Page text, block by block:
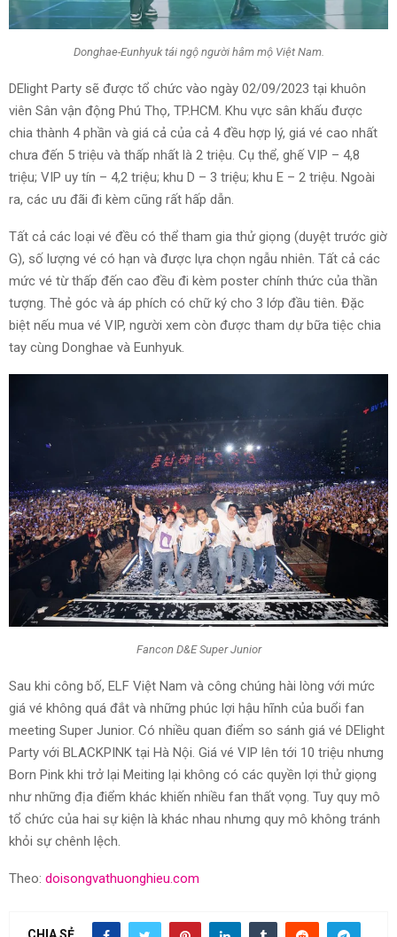
Donghae-Eunhyuk tái ngộ người hâm mộ Việt Nam.
DElight Party sẽ được tổ chức vào ngày 02/09/2023 tại khuôn
viên Sân vận động Phú Thọ, TP.HCM. Khu vực sân khấu được
chia thành 4 phần và giá cả của cả 4 đều hợp lý, giá vé cao nhất
chưa đến 5 triệu và thấp nhất là 2 triệu. Cụ thể, ghế VIP – 4,8
triệu; VIP uy tín – 4,2 triệu; khu D – 3 triệu; khu E – 2 triệu. Ngoài
ra, các ưu đãi đi kèm cũng rất hấp dẫn.
Tất cả các loại vé đều có thể tham gia thử giọng (duyệt trước giờ
G), số lượng vé có hạn và được lựa chọn ngẫu nhiên. Tất cả các
mức vé từ thấp đến cao đều đi kèm poster chính thức của thần
tượng. Thẻ góc và áp phích có chữ ký cho 3 lớp đầu tiên. Đặc
biệt nếu mua vé VIP, người xem còn được tham dự bữa tiệc chia
tay cùng Donghae và Eunhyuk.
Fancon D&E Super Junior
Sau khi công bố, ELF Việt Nam và công chúng hài lòng với mức
giá vé không quá đắt và những phúc lợi hậu hĩnh của buổi fan
meeting Super Junior. Có nhiều quan điểm so sánh giá vé DElight
Party với BLACKPINK tại Hà Nội. Giá vé VIP lên tới 10 triệu nhưng
Born Pink khi trở lại Meiting lại không có các quyền lợi thử giọng
như những địa điểm khác khiến nhiều fan thất vọng. Tuy quy mô
tổ chức của hai sự kiện là khác nhau nhưng quy mô không tránh
khỏi sự chênh lệch.
Theo: doisongvathuonghieu.com